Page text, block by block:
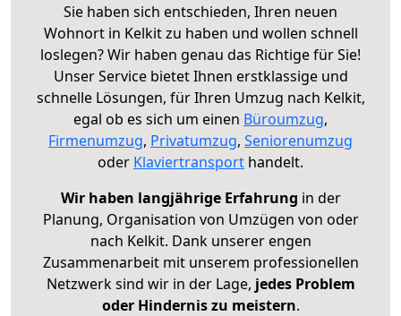
Sie haben sich entschieden, Ihren neuen
Wohnort in Kelkit zu haben und wollen schnell
loslegen? Wir haben genau das Richtige für Sie!
Unser Service bietet Ihnen erstklassige und
schnelle Lösungen, für Ihren Umzug nach Kelkit,
egal ob es sich um einen Büroumzug,
Firmenumzug, Privatumzug, Seniorenumzug
oder Klaviertransport handelt.
Wir haben langjährige Erfahrung in der
Planung, Organisation von Umzügen von oder
nach Kelkit. Dank unserer engen
Zusammenarbeit mit unserem professionellen
Netzwerk sind wir in der Lage, jedes Problem
oder Hindernis zu meistern.